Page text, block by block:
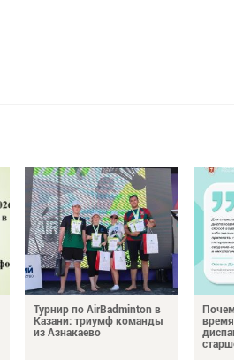
Турнир по AirBadminton в
Казани: триумф команды
из Азнакаево
Почему
время